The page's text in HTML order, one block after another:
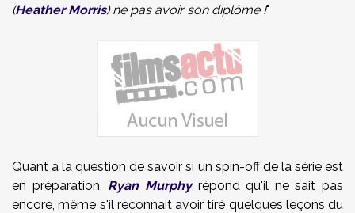
(Heather Morris) ne pas avoir son diplôme !"
Quant à la question de savoir si un spin-off de la série est
en préparation, Ryan Murphyrépond qu'il ne sait pas
encore, même s'il reconnait avoir tiré quelques leçons du